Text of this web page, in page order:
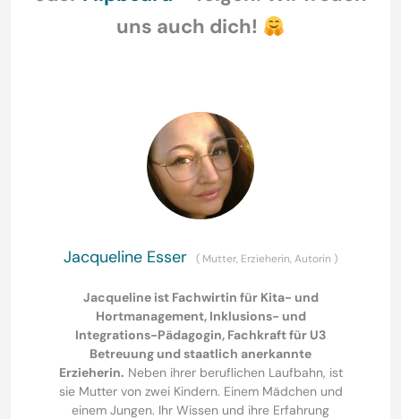
uns auch dich!
Jacqueline Esser ( Mutter, Erzieherin, Autorin )
Jacqueline ist Fachwirtin für Kita- und
Hortmanagement, Inklusions- und
Integrations-Pädagogin, Fachkraft für U3
Betreuung und staatlich anerkannte
Erzieherin. Neben ihrer beruflichen Laufbahn, ist
sie Mutter von zwei Kindern. Einem Mädchen und
einem Jungen. Ihr Wissen und ihre Erfahrung